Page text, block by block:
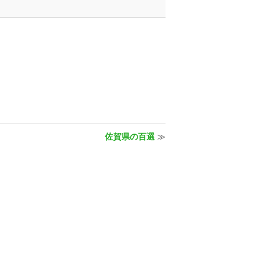
佐賀県の百選≫